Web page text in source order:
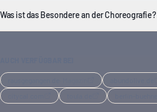
Was ist das Besondere an der Choreografie?